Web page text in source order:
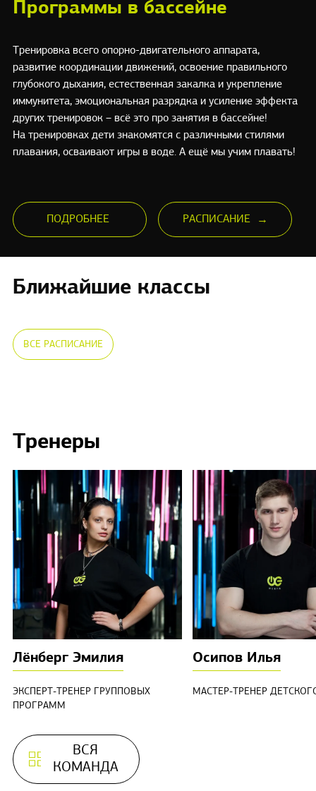
Программы в бассейне
Тренировка всего опорно-двигательного аппарата,
развитие координации движений, освоение правильного
глубокого дыхания, естественная закалка и укрепление
иммунитета, эмоциональная разрядка и усиление эффекта
других тренировок – всё это про занятия в бассейне!
На тренировках дети знакомятся с различными стилями
плавания, осваивают игры в воде. А ещё мы учим плавать!
ПОДРОБНЕЕ РАСПИСАНИЕ →
Ближайшие классы
ВСЕ РАСПИСАНИЕ
Тренеры
Лёнберг Эмилия
ЭКСПЕРТ-ТРЕНЕР ГРУППОВЫХ
ПРОГРАММ
Осипов Илья
МАСТЕР-ТРЕНЕР
ВСЯ
КОМАНДА